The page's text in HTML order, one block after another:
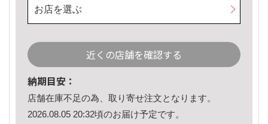
お店を選ぶ
近くの店舗を確認する
納期目安：
店舗在庫不足の為、取り寄せ注文となります。
2026.08.05 20:32頃のお届け予定です。